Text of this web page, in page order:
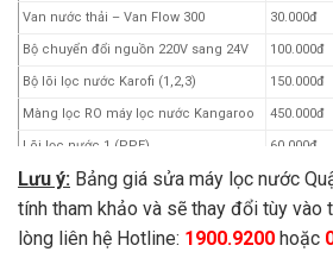
Van nước thải – Van Flow 300 30.000đ
Bộ chuyển đổi nguồn 220V sang 24V 100.000đ
Bộ lõi lọc nước Karofi (1,2,3) 150.000đ
Màng lọc RO máy lọc nước Kangaroo 450.000đ
Lõi lọc nước 1 (PPE) 60.000đ
Lõi lọc nước 2 (UDF – GAC) 100.000đ
Lõi lọc nước 3 (CTO) 100.000 –
Lõi lọc nước 4 (RO) 450.000 –
Lưu ý: Bảng giá sửa máy lọc nước
tính tham khảo và sẽ thay đổi tùy vào
lòng liên hệ Hotline: 1900.9200 hoặc